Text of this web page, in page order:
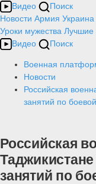
Видео
Поиск
Новости Армия Украина
Уроки мужества Лучшие
Видео
Поиск
Военная
Новости
Российская
занятий по
Российская
занятий по